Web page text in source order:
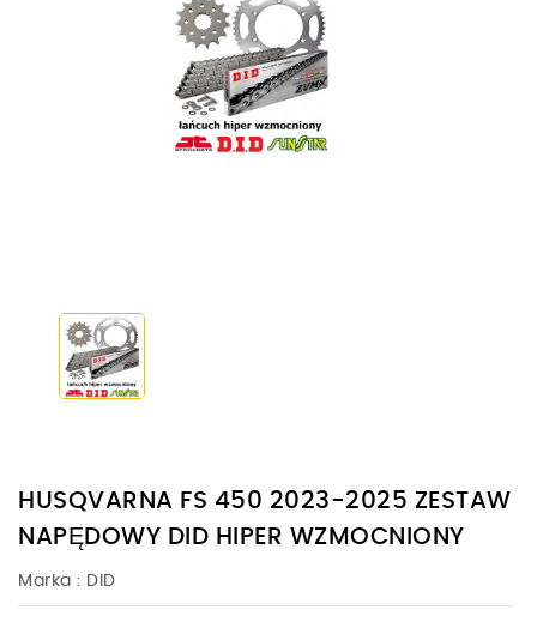
HUSQVARNA FS 450 2023-2025 ZESTAW
NAPĘDOWY DID HIPER WZMOCNIONY
Marka : DID